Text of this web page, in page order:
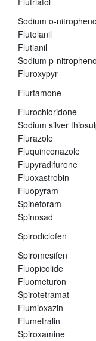
Sodium o-
Flutolanil
Flutianil
Sodium p-
Fluroxypyr
Flurtamone
Flurochloridone
Sodium silver
Flurazole
Fluquinconazole
Flupyradifurone
Fluoxastrobin
Fluopyram
Spinetoram
Spinosad
Spirodiclofen
Spiromesifen
Fluopicolide
Fluometuron
Spirotetramat
Flumioxazin
Flumetralin
Spiroxamine